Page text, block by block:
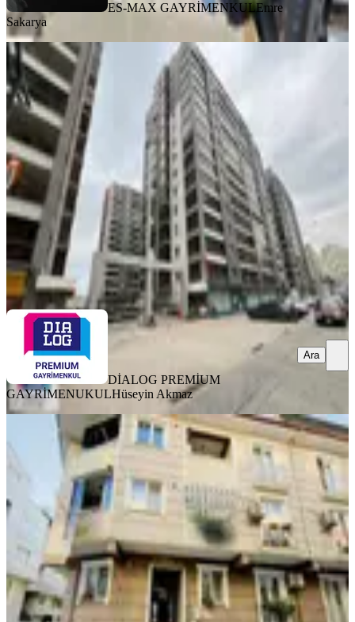
ES-MAX GAYRİMENKULEmre
Sakarya
YENİ
Dialog Premıumdan Prestij
Optimum3+1satılık Daireنتحدث
Osmangazi, Demirtaş Cumhuriyet Mahallesi
135 m²·8. Kat·08.08.2026
6.900.000 ₺
DİALOG PREMİUM GAYRİMENUKUL Hüseyin Akmaz
Ara
DİALOG PREMİUM
GAYRİMENUKULHüseyin Akmaz
Ara
Satılık 2+1 Daire Demirtaş
Cumhuriyet Mahallesi
Osmangazi, Demirtaş Cumhuriyet Mahallesi
2+1
·120 m²· 3. Kat· 07.08.2026
3.400.000 ₺
Deniz Gayrimenkul SERKAN BURHAN